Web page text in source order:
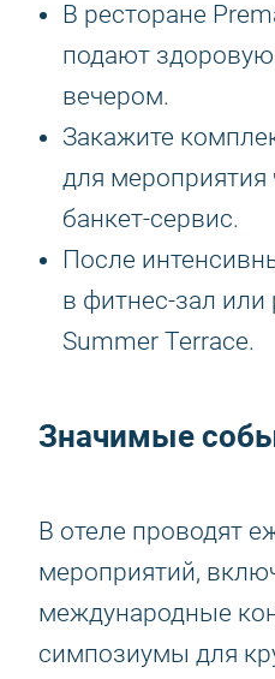
В ресторане
подают
вечером.
Закажите
для мероприятия
банкет‑сервис.
После
в фитнес‑зал или
Summer Terrace.
Значимые
В отеле проводят
мероприятий,
международные
симпозиумы для